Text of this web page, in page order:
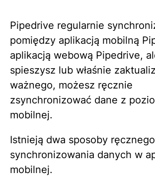
Pipedrive regularnie
pomiędzy aplikacją mobilną
aplikacją webową Pipedrive,
spieszysz lub właśnie
ważnego, możesz ręcznie
zsynchronizować dane z
mobilnej.
Istnieją dwa sposoby ręcznego
synchronizowania danych w
mobilnej.